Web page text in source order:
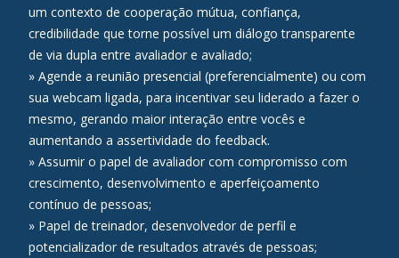
um contexto de cooperação mútua, confiança,
credibilidade que torne possível um diálogo transparente
de via dupla entre avaliador e avaliado;
» Agende a reunião presencial (preferencialmente) ou com
sua webcam ligada, para incentivar seu liderado a fazer o
mesmo, gerando maior interação entre vocês e
aumentando a assertividade do feedback.
» Assumir o papel de avaliador com compromisso com
crescimento, desenvolvimento e aperfeiçoamento
contínuo de pessoas;
» Papel de treinador, desenvolvedor de perfil e
potencializador de resultados através de pessoas;